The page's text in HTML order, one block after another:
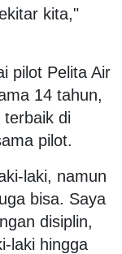
kita,"
pilot Pelita Air
14 tahun,
terbaik di
pilot.
laki, namun
bisa. Saya
disiplin,
laki hingga